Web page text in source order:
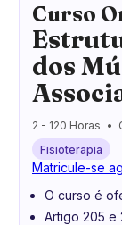
Curso
dos
2 - 120 Horas
Fisioterapia
Matricule-se
O curso é
Artigo 205 e